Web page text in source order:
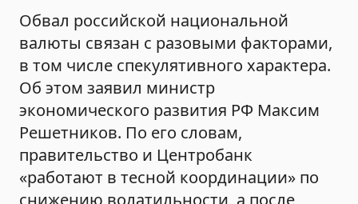
Обвал российской национальной
валюты связан с разовыми факторами,
в том числе спекулятивного характера.
Об этом заявил министр
экономического развития РФ Максим
Решетников. По его словам,
правительство и Центробанк
«работают в тесной координации» по
снижению волатильности, а после